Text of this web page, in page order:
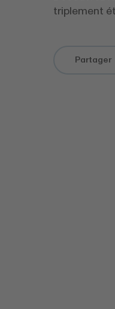
triplement
Partager